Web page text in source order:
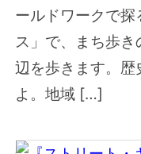
ールドワークで
ス」で、まち歩
辺を歩きます。
よ。地域 […]